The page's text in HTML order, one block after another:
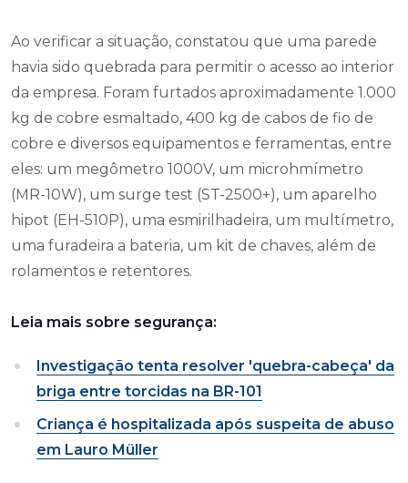
Ao verificar a situação, constatou que uma parede
havia sido quebrada para permitir o acesso ao interior
da empresa. Foram furtados aproximadamente 1.000
kg de cobre esmaltado, 400 kg de cabos de fio de
cobre e diversos equipamentos e ferramentas, entre
eles: um megômetro 1000V, um microhmímetro
(MR-10W), um surge test (ST-2500+), um aparelho
hipot (EH-510P), uma esmirilhadeira, um multímetro,
uma furadeira a bateria, um kit de chaves, além de
rolamentos e retentores.
Leia mais sobre segurança:
Investigação tenta resolver 'quebra-cabeça' da
briga entre torcidas na BR-101
Criança é hospitalizada após suspeita de abuso
em Lauro Müller